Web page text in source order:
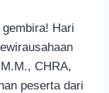
Hari
CHRA,
peserta dari